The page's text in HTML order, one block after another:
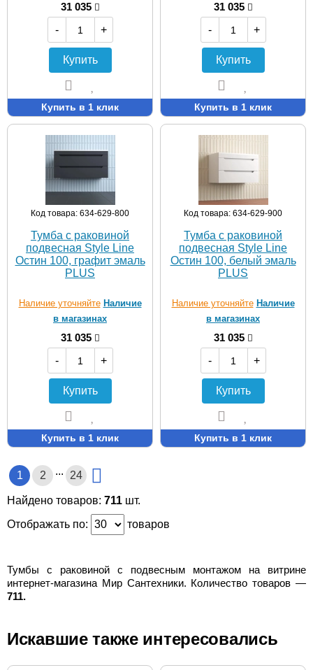
31 035
-
+
Купить
Купить в 1 клик
31 035
-
+
Купить
Купить в 1 клик
Код товара: 634-629-800
Тумба с раковиной
подвесная Style Line
Остин 100, графит эмаль
PLUS
Наличие уточняйте Наличие
в магазинах
31 035
-
+
Купить
Купить в 1 клик
Код товара: 634-629-900
Тумба с раковиной
подвесная Style Line
Остин 100, белый эмаль
PLUS
Наличие уточняйте Наличие
в магазинах
31 035
-
+
Купить
Купить в 1 клик
1 2 ... 24
Найдено товаров: 711 шт.
Отображать по:
товаров
Тумбы с раковиной с подвесным монтажом на витрине
интернет-магазина Мир Сантехники. Количество товаров —
711.
Искавшие также интересовались